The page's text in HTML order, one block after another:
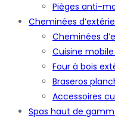
Pièges anti-
Cheminées
Cheminées
Cuisine
Four à bois
Braseros
Accessoires
Spas haut de